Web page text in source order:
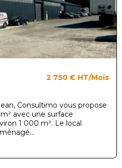
2 750 € HT/Mois
Consultimo vous propose
avec une surface
1 000 m². Le local